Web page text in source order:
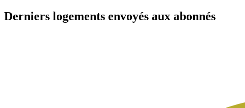
Derniers logements envoyés aux abonnés